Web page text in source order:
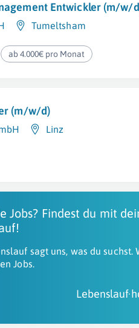
Entwickler (m/w/
Tumeltsham
ab 4.000€ pro Monat
(m/w/d)
Linz
Jobs? Findest du mit
sagt uns, was du suchst.
Jobs.
Lebenslauf